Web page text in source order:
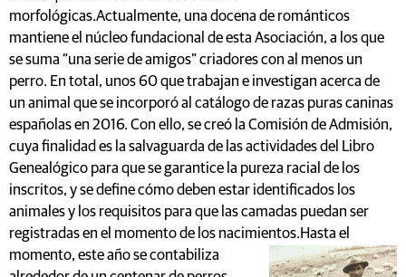
morfológicas.Actualmente, una docena de románticos
mantiene el núcleo fundacional de esta Asociación, a los que
se suma “una serie de amigos” criadores con al menos un
perro. En total, unos 60 que trabajan e investigan acerca de
un animal que se incorporó al catálogo de razas puras caninas
españolas en 2016. Con ello, se creó la Comisión de Admisión,
cuya finalidad es la salvaguarda de las actividades del Libro
Genealógico para que se garantice la pureza racial de los
inscritos, y se define cómo deben estar identificados los
animales y los requisitos para que las camadas puedan ser
registradas en el momento de los nacimientos.Hasta el
momento, este año se contabiliza